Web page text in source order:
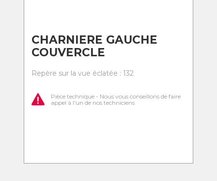
CHARNIERE GAUCHE
COUVERCLE
Repère sur la vue éclatée : 132
Pièce technique - Nous vous conseillons de faire
appel à l'un de nos techniciens